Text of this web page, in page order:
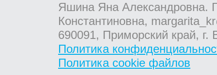
Яшина Яна Александровна.
Константиновна,
690091, Приморский край,
Политика
Политика cookie файлов